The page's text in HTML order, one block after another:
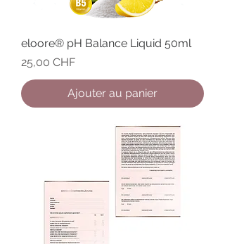
eloore® pH Balance Liquid 50ml
Prix
25,00 CHF
Ajouter au panier